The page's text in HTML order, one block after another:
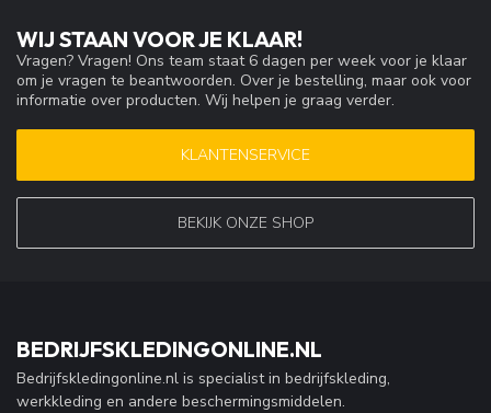
WIJ STAAN VOOR JE KLAAR!
Vragen? Vragen! Ons team staat 6 dagen per week voor je klaar
om je vragen te beantwoorden. Over je bestelling, maar ook voor
informatie over producten. Wij helpen je graag verder.
KLANTENSERVICE
BEKIJK ONZE SHOP
BEDRIJFSKLEDINGONLINE.NL
Bedrijfskledingonline.nl is specialist in bedrijfskleding,
werkkleding en andere beschermingsmiddelen.